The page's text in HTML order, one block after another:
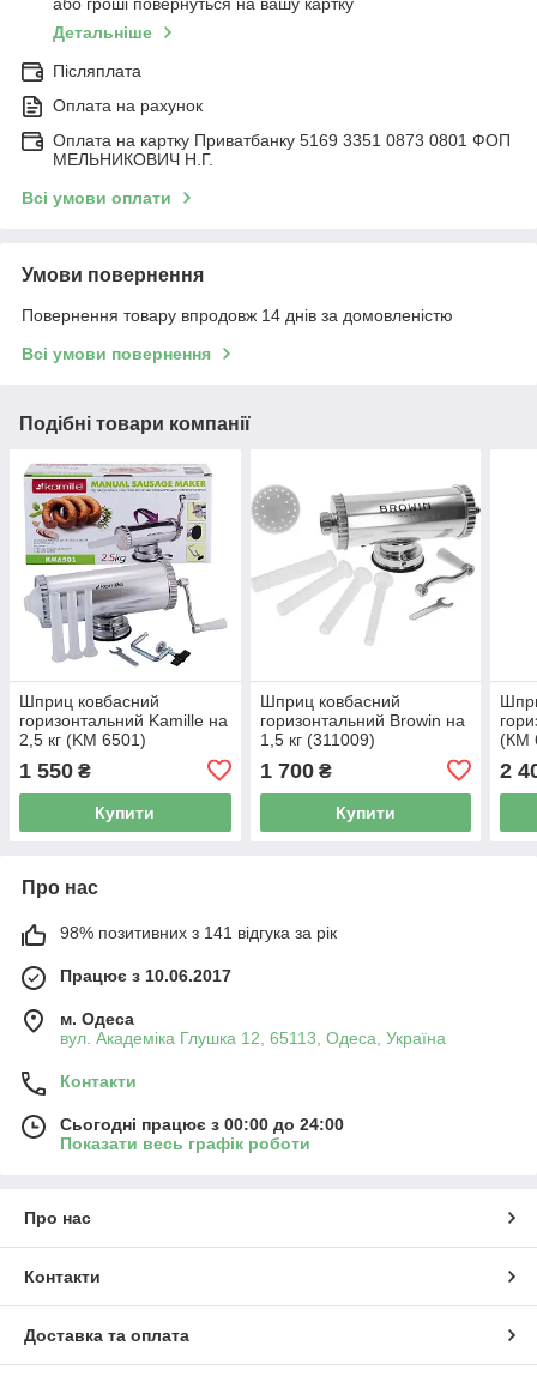
або гроші повернуться на вашу картку
Детальніше
Післяплата
Оплата на рахунок
Оплата на картку Приватбанку 5169 3351 0873 0801 ФОП
МЕЛЬНИКОВИЧ Н.Г.
Всі умови оплати
Умови повернення
Повернення товару впродовж 14 днів за домовленістю
Всі умови повернення
Подібні товари компанії
Шприц ковбасний
горизонтальний Kamille на
2,5 кг (KM 6501)
1 550 ₴
Купити
Шприц ковбасний
горизонтальний Browin на
1,5 кг (311009)
1 700₴
Купити
(КМ
2
Про нас
98% позитивних з 141 відгука за рік
Працює з 10.06.2017
м. Одеса
вул. Академіка Глушка 12, 65113, Одеса, Україна
Контакти
Сьогодні працює з 00:00 до 24:00
Показати весь графік роботи
Про нас
Контакти
Доставка та оплата